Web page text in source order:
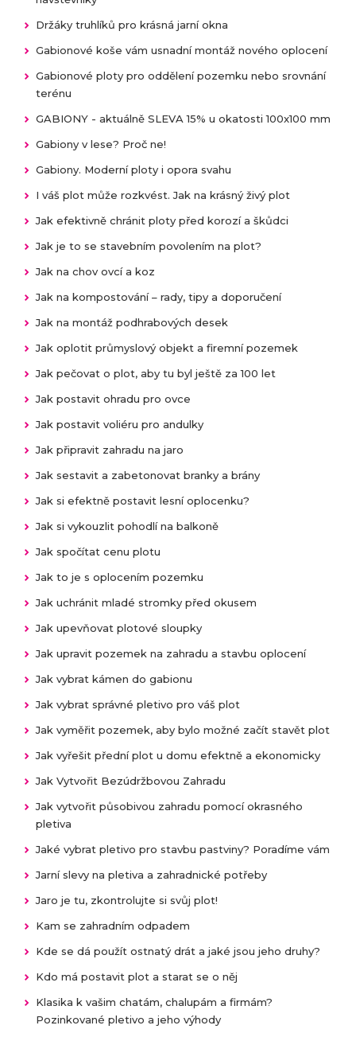
Držáky truhlíků pro krásná jarní okna
Gabionové koše vám usnadní montáž nového oplocení
Gabionové ploty pro oddělení pozemku nebo srovnání
terénu
GABIONY - aktuálně SLEVA 15% u okatosti 100x100 mm
Gabiony v lese? Proč ne!
Gabiony. Moderní ploty i opora svahu
I váš plot může rozkvést. Jak na krásný živý plot
Jak efektivně chránit ploty před korozí a škůdci
Jak je to se stavebním povolením na plot?
Jak na chov ovcí a koz
Jak na kompostování – rady, tipy a doporučení
Jak na montáž podhrabových desek
Jak oplotit průmyslový objekt a firemní pozemek
Jak pečovat o plot, aby tu byl ještě za 100 let
Jak postavit ohradu pro ovce
Jak postavit voliéru pro andulky
Jak připravit zahradu na jaro
Jak sestavit a zabetonovat branky a brány
Jak si efektně postavit lesní oplocenku?
Jak si vykouzlit pohodlí na balkoně
Jak spočítat cenu plotu
Jak to je s oplocením pozemku
Jak uchránit mladé stromky před okusem
Jak upevňovat plotové sloupky
Jak upravit pozemek na zahradu a stavbu oplocení
Jak vybrat kámen do gabionu
Jak vybrat správné pletivo pro váš plot
Jak vyměřit pozemek, aby bylo možné začít stavět plot
Jak vyřešit přední plot u domu efektně a ekonomicky
Jak Vytvořit Bezúdržbovou Zahradu
Jak vytvořit působivou zahradu pomocí okrasného
pletiva
Jaké vybrat pletivo pro stavbu pastviny? Poradíme vám
Jarní slevy na pletiva a zahradnické potřeby
Jaro je tu, zkontrolujte si svůj plot!
Kam se zahradním odpadem
Kde se dá použít ostnatý drát a jaké jsou jeho druhy?
Kdo má postavit plot a starat se o něj
Klasika k vašim chatám, chalupám a firmám?
Pozinkované pletivo a jeho výhody